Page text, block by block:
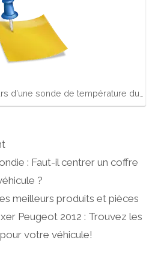
d'une sonde de température du…
: Faut-il centrer un coffre
?
meilleurs produits et pièces
Peugeot 2012 : Trouvez les
votre véhicule!